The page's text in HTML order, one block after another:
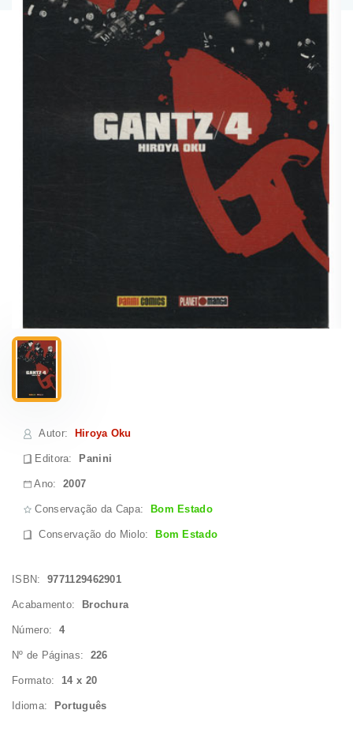
Autor: Hiroya Oku
Editora: Panini
Ano:2007
Conservação da Capa: Bom Estado
Conservação do Miolo:Bom Estado
ISBN:9771129462901
Acabamento: Brochura
Número: 4
Nº de Páginas: 226
Formato: 14 x 20
Idioma: Português